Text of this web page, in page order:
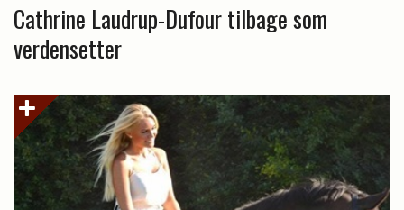
Cathrine Laudrup-Dufour tilbage som
verdensetter